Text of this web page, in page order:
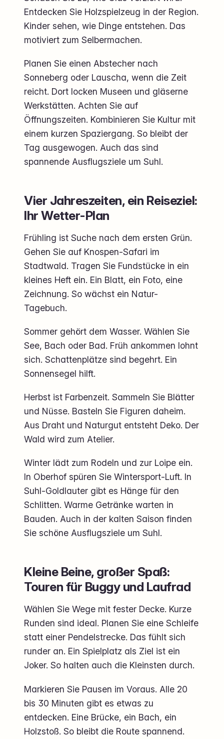
Entdecken Sie Holzspielzeug in der Region.
Kinder sehen, wie Dinge entstehen. Das
motiviert zum Selbermachen.
Planen Sie einen Abstecher nach
Sonneberg oder Lauscha, wenn die Zeit
reicht. Dort locken Museen und gläserne
Werkstätten. Achten Sie auf
Öffnungszeiten. Kombinieren Sie Kultur mit
einem kurzen Spaziergang. So bleibt der
Tag ausgewogen. Auch das sind
spannende Ausflugsziele um Suhl.
Vier Jahreszeiten, ein Reiseziel:
Ihr Wetter-Plan
Frühling ist Suche nach dem ersten Grün.
Gehen Sie auf Knospen-Safari im
Stadtwald. Tragen Sie Fundstücke in ein
kleines Heft ein. Ein Blatt, ein Foto, eine
Zeichnung. So wächst ein Natur-
Tagebuch.
Sommer gehört dem Wasser. Wählen Sie
See, Bach oder Bad. Früh ankommen lohnt
sich. Schattenplätze sind begehrt. Ein
Sonnensegel hilft.
Herbst ist Farbenzeit. Sammeln Sie Blätter
und Nüsse. Basteln Sie Figuren daheim.
Aus Draht und Naturgut entsteht Deko. Der
Wald wird zum Atelier.
Winter lädt zum Rodeln und zur Loipe ein.
In Oberhof spüren Sie Wintersport-Luft. In
Suhl-Goldlauter gibt es Hänge für den
Schlitten. Warme Getränke warten in
Bauden. Auch in der kalten Saison finden
Sie schöne Ausflugsziele um Suhl.
Kleine Beine, großer Spaß:
Touren für Buggy und Laufrad
Wählen Sie Wege mit fester Decke. Kurze
Runden sind ideal. Planen Sie eine Schleife
statt einer Pendelstrecke. Das fühlt sich
runder an. Ein Spielplatz als Ziel ist ein
Joker. So halten auch die Kleinsten durch.
Markieren Sie Pausen im Voraus. Alle 20
bis 30 Minuten gibt es etwas zu
entdecken. Eine Brücke, ein Bach, ein
Holzstoß. So bleibt die Route spannend.